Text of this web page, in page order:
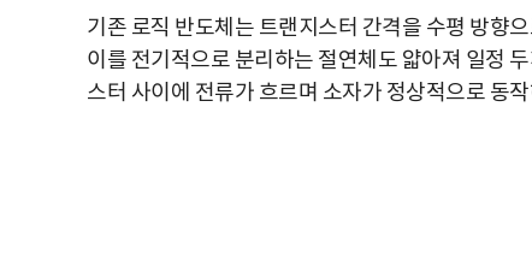
기존 로직 반도체는 트랜지스터 간격을 수평 방향
이를 전기적으로 분리하는 절연체도 얇아져 일정
스터 사이에 전류가 흐르며 소자가 정상적으로 동